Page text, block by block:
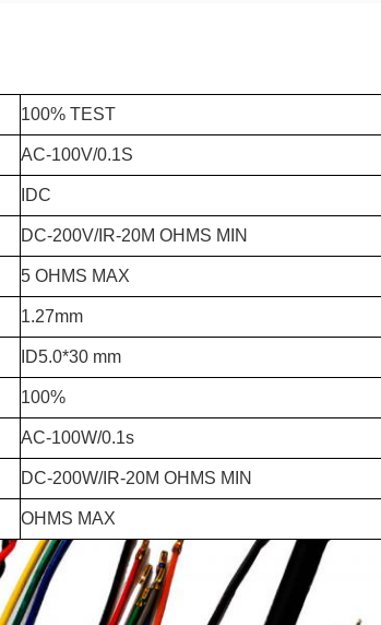
100% TEST
AC-100V/0.1S
IDC
DC-200V/IR-20M OHMS MIN
5 OHMS MAX
1.27mm
ID5.0*30 mm
100%
AC-100W/0.1s
DC-200W/IR-20M OHMS MIN
OHMS MAX